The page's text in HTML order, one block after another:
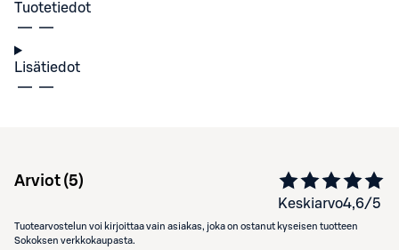
Tuotetiedot
Lisätiedot
Arviot (5)
Keskiarvo4,6/5
Tuotearvostelun voi kirjoittaa vain asiakas, joka on ostanut kyseisen tuotteen
Sokoksen verkkokaupasta.